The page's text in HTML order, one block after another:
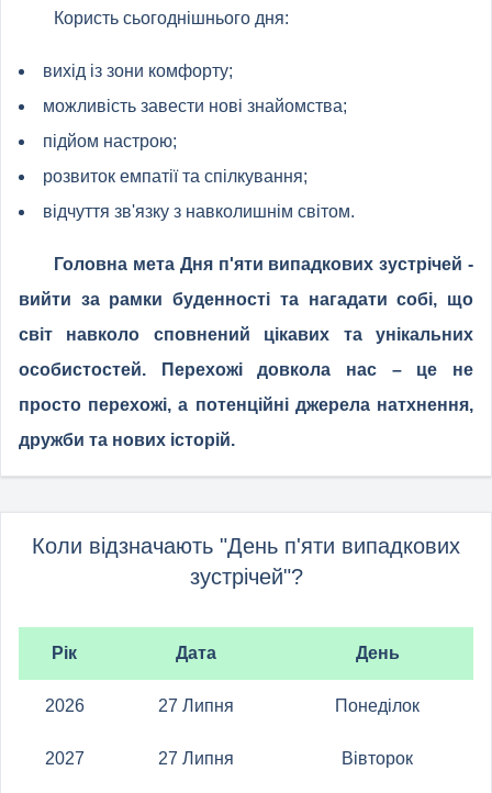
Користь сьогоднішнього дня:
вихід із зони комфорту;
можливість завести нові знайомства;
підйом настрою;
розвиток емпатії та спілкування;
відчуття зв'язку з навколишнім світом.
Головна мета Дня п'яти випадкових зустрічей -
вийти за рамки буденності та нагадати собі, що
світ навколо сповнений цікавих та унікальних
особистостей. Перехожі довкола нас – це не
просто перехожі, а потенційні джерела натхнення,
дружби та нових історій.
Коли відзначають "День п'яти випадкових
зустрічей"?
Рік Дата День
2026 27 Липня Понеділок
2027 27 Липня Вівторок